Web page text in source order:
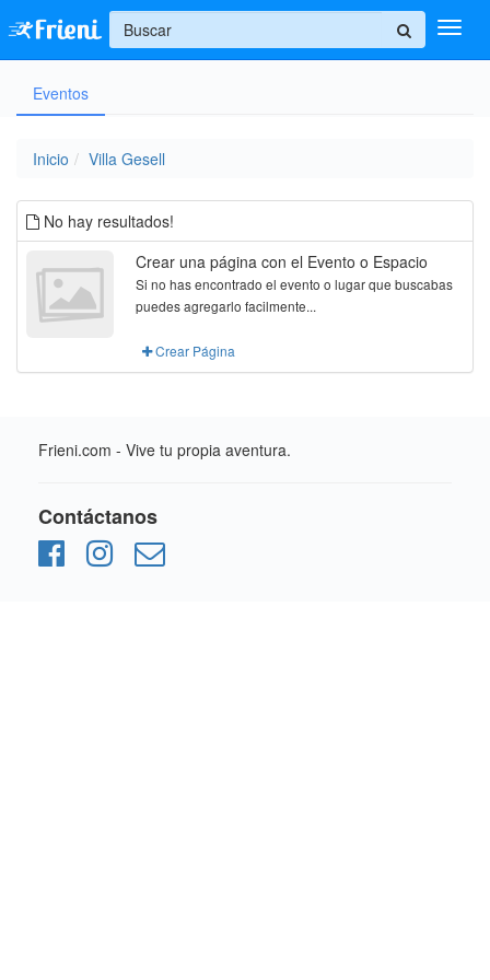
Ingresar
+
Eventos
Inicio Villa Gesell
No hay resultados!
Crear una página con el Evento o Espacio
Si no has encontrado el evento o lugar que buscabas
puedes agregarlo facilmente...
Crear Página
Frieni.com - Vive tu propia aventura.
Contáctanos